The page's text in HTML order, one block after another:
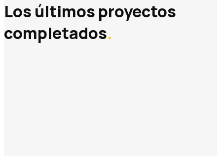
Los últimos proyectos
completados.